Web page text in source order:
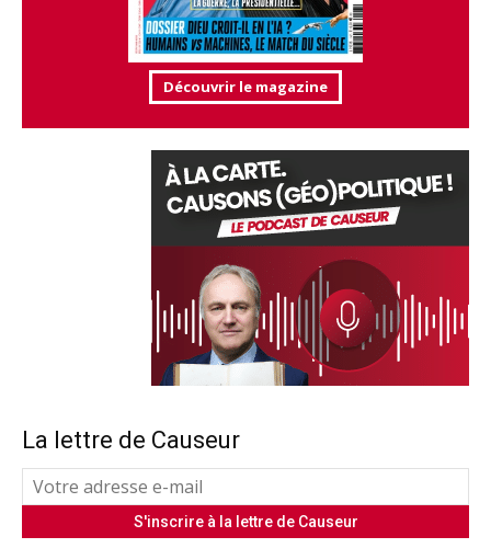
Découvrir le magazine
La lettre de Causeur